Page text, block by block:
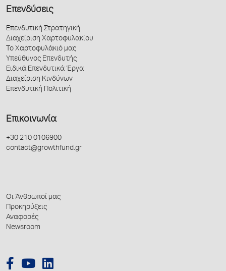
Επενδύσεις
Επενδυτική Στρατηγική
Διαχείριση Χαρτοφυλακίου
Το Χαρτοφυλάκιό μας
Υπεύθυνος Επενδυτής
Ειδικά Επενδυτικά Έργα
Διαχείριση Κινδύνων
Επενδυτική Πολιτική
Επικοινωνία
+30 210 0106900
contact@growthfund.gr
Οι Άνθρωποί μας
Προκηρύξεις
Αναφορές
Newsroom